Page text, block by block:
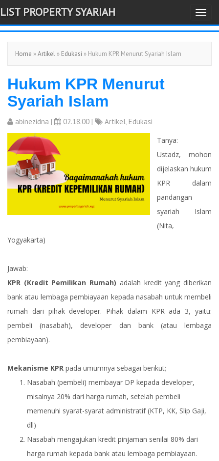
-->
T
o
g
l
t
i
n
LIST PROPERTY SYARIAH
Home »Artikel » Edukasi » Hukum KPR Menurut Syariah Islam
Hukum KPR Menurut
Syariah Islam
abinezidna | 02.18.00 | Artikel, Edukasi
Tanya:
Ustadz, mohon
dijelaskan hukum
KPR dalam
pandangan
syariah Islam
(Nita,
Yogyakarta)
Jawab:
KPR (Kredit Pemilikan Rumah) adalah kredit yang diberikan
bank atau lembaga pembiayaan kepada nasabah untuk membeli
rumah dari pihak developer. Pihak dalam KPR ada 3, yaitu:
pembeli (nasabah), developer dan bank (atau lembaga
pembiayaan).
Mekanisme KPR pada umumnya sebagai berikut;
Nasabah (pembeli) membayar DP kepada developer,
misalnya 20% dari harga rumah, setelah pembeli
memenuhi syarat-syarat administratif (KTP, KK, Slip Gaji,
dll)
Nasabah mengajukan kredit pinjaman senilai 80% dari
harga rumah kepada bank atau lembaga pembiayaan.